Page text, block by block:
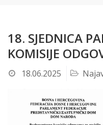
18. SJEDNICA
KOMISIJE
18.06.2025